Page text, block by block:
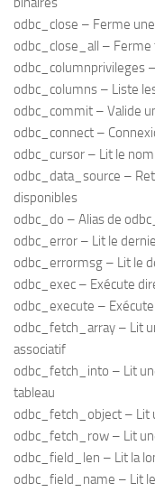
odbc_close – Ferme
odbc_close_all – Ferme
odbc_columnprivileges
odbc_columns – Liste
odbc_commit – Valide
odbc_connect –
odbc_cursor – Lit le
odbc_data_source –
disponibles
odbc_do – Alias de
odbc_error – Lit le
odbc_errormsg – Lit le
odbc_exec – Exécute
odbc_execute –
odbc_fetch_array – Lit
associatif
odbc_fetch_into – Lit
tableau
odbc_fetch_object – Lit
odbc_fetch_row – Lit
odbc_field_len – Lit la
odbc_field_name – Lit